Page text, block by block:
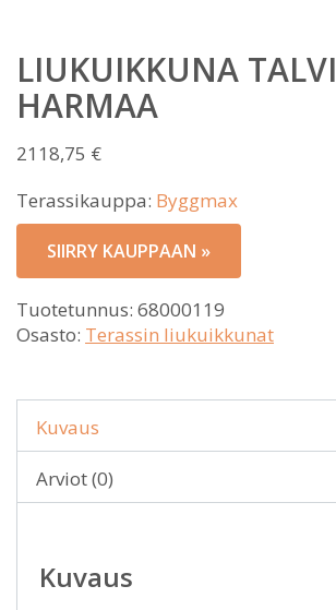
LIUKUIKKUNA TALVI
HARMAA
2118,75 €
Terassikauppa: Byggmax
SIIRRY KAUPPAAN »
Tuotetunnus: 68000119
Osasto: Terassin liukuikkunat
Kuvaus
Arviot (0)
Kuvaus